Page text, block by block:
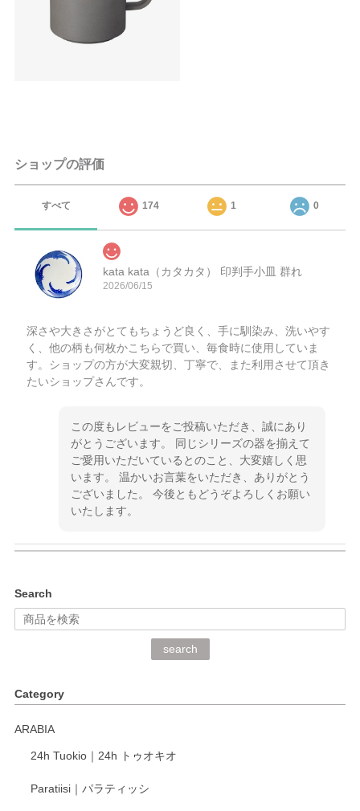
ショップの評価
すべて 174 1 0
kata kata（カタカタ） 印判手小皿 群れ
2026/06/15
深さや大きさがとてもちょうど良く、手に馴染み、洗いやす
く、他の柄も何枚かこちらで買い、毎食時に使用していま
す。ショップの方が大変親切、丁寧で、また利用させて頂き
たいショップさんです。
この度もレビューをご投稿いただき、誠にあり
がとうございます。 同じシリーズの器を揃えて
ご愛用いただいているとのこと、大変嬉しく思
います。 温かいお言葉をいただき、ありがとう
ございました。 今後ともどうぞよろしくお願い
いたします。
深さや大きさがとてもちょうど良く、手に馴染み、洗いやす
く、他の柄も何枚かこちらで買い、毎食時に使用していま
く交換して下さいました。
がとうございます。 同じシリーズの器を揃えて
います。 温かいお言葉をいただき、ありがとう
Search
search
Category
ARABIA
24h Tuokio｜24h トゥオキオ
Paratiisi｜パラティッシ